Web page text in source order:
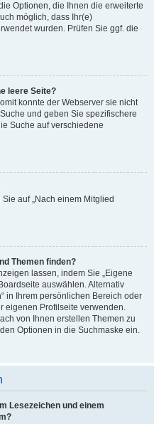
Optionen, die Ihnen die erweiterte
möglich, dass Ihr(e)
wurden. Prüfen Sie ggf. die
leere Seite?
konnte der Webserver sie nicht
und geben Sie spezifischere
Suche auf verschiedene
auf „Nach einem Mitglied
Themen finden?
lassen, indem Sie „Eigene
auswählen. Alternativ
in Ihrem persönlichen Bereich oder
eigenen Profilseite verwenden.
von Ihnen erstellen Themen zu
Optionen in die Suchmaske ein.
Lesezeichen und einem